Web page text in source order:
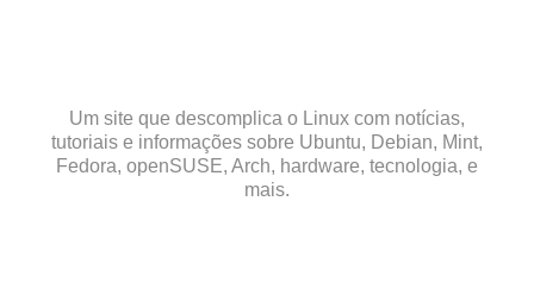
Um site que descomplica o Linux com notícias,
tutoriais e informações sobre Ubuntu, Debian, Mint,
Fedora, openSUSE, Arch, hardware, tecnologia, e
mais.